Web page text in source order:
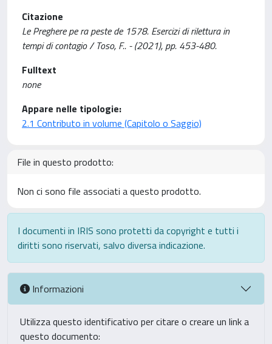
Citazione
Le Preghere pe ra peste de 1578. Esercizi di rilettura in
tempi di contagio / Toso, F.. - (2021), pp. 453-480.
Fulltext
none
Appare nelle tipologie:
2.1 Contributo in volume (Capitolo o Saggio)
File in questo prodotto:
Non ci sono file associati a questo prodotto.
I documenti in IRIS sono protetti da copyright e tutti i
diritti sono riservati, salvo diversa indicazione.
Informazioni
Utilizza questo identificativo per citare o creare un link a
questo documento: